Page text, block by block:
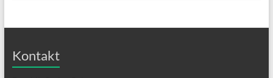
Kontakt